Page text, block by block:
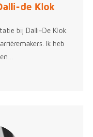
de Klok
bij Dalli-De Klok
Ik heb